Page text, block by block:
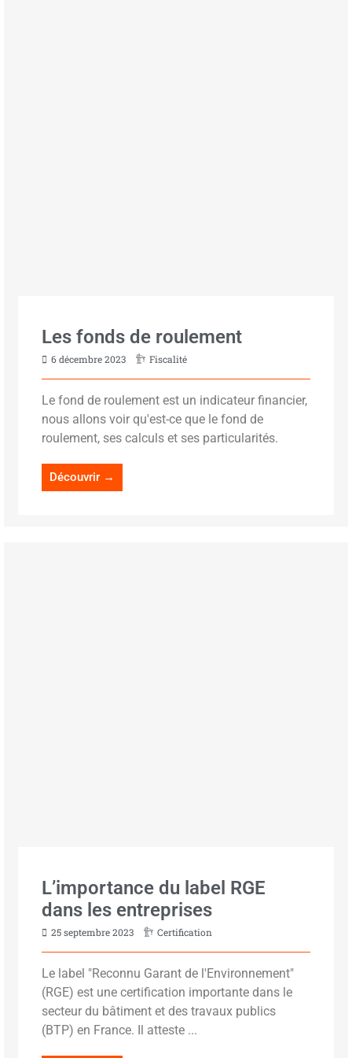
Les fonds de roulement
6 décembre 2023 Fiscalité
Le fond de roulement est un indicateur financier,
nous allons voir qu'est-ce que le fond de
roulement, ses calculs et ses particularités.
Découvrir →
L’importance du label RGE
dans les entreprises
25 septembre 2023 Certification
Le label "Reconnu Garant de l'Environnement"
(RGE) est une certification importante dans le
secteur du bâtiment et des travaux publics
(BTP) en France. Il atteste ...